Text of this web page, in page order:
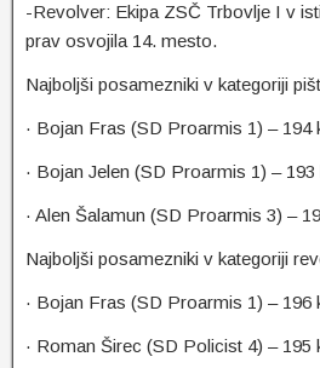
-Revolver: Ekipa ZSČ Trbovlje I v
prav osvojila 14. mesto.
Najboljši posamezniki v kategoriji
· Bojan Fras (SD Proarmis 1) – 194
· Bojan Jelen (SD Proarmis 1) –
· Alen Šalamun (SD Proarmis 3) –
Najboljši posamezniki v kategoriji
· Bojan Fras (SD Proarmis 1) – 196
· Roman Širec (SD Policist 4) – 195